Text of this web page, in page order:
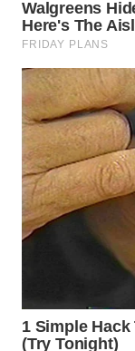
WN
BINTAN
WN
MANDALIKA
WN
LIKUPANG
WN
LABUANBAJO
Wahana